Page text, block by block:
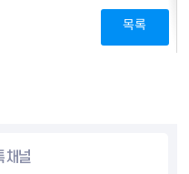
목록
채널